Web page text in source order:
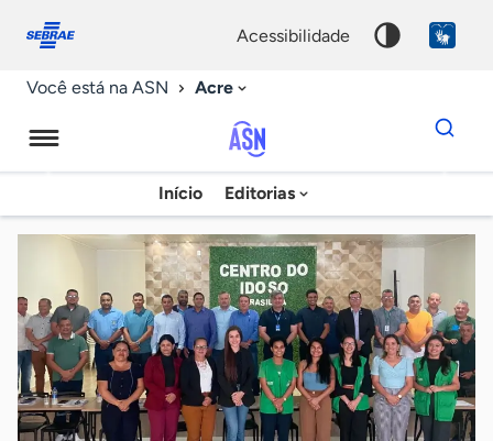
conosco
acessibilidade
Você está na ASN Acre
Agência
Sebrae
de
Notícias
Início Editorias
Dados
para
chave